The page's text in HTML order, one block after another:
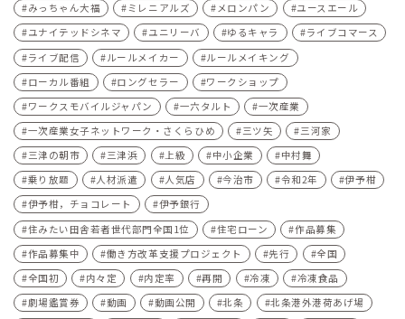
みっちゃん大福
ミレニアルズ メロンパン
ユースエール
ユナイテッドシネマ
ユニリーバ ゆるキャラ
ライブコマース
ライブ配信
ルールメイカー
ルールメイキング
ローカル番組
ロングセラー
ワークショップ
ワークスモバイルジャパン
一六タルト
一次産業
一次産業女子ネットワーク・さくらひめ
三ツ矢
三河家
三津の朝市
三津浜 上級 中小企業
中村舞
乗り放題
人材派遣 人気店 今治市 令和2年
伊予柑
伊予柑，チョコレート
伊予銀行
住みたい田舎若者世代部門全国1位
住宅ローン
作品募集
作品募集中
働き方改革支援プロジェクト 先行
全国
全国初
内々定 内定率 再開 冷凍
冷凍食品
劇場鑑賞券
動画 動画公開 北条
北条港外港荷あげ場